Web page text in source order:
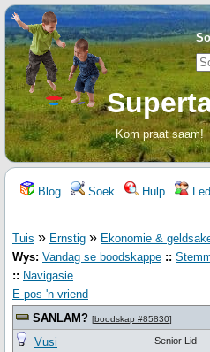
Kom praat saam!
Blog Soek Hulp
Tuis » Ernstig » Ekonomie &
Wys: Vandag se boodskappe ::
:: Navigasie
E-pos 'n vriend
SANLAM? [boodskap #85830]
Vusi Senior Lid